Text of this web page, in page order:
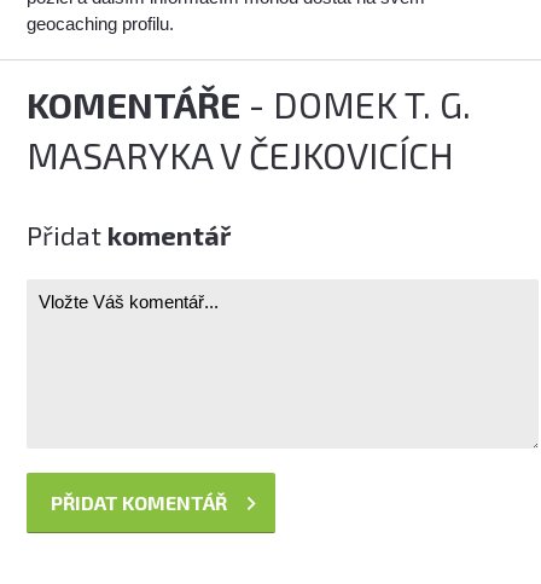
geocaching profilu.
KOMENTÁŘE - DOMEK T. G.
MASARYKA V ČEJKOVICÍCH
Přidat komentář